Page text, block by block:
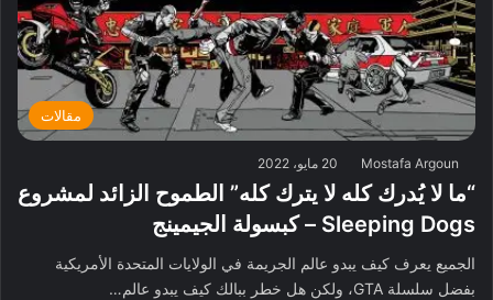
مقالات
Mostafa Argoun 20 مايو، 2022
“ما لا يُدرك كله لا يترك كله” الطموح الزائد لمشروع
Sleeping Dogs – كبسولة الجيمينج
الجميع يعرف كيف يبدو عالم الجريمة في الولايات المتحدة الأمريكية
بفضل سلسلة GTA، ولكن هل خطر ببالك كيف يبدو عالم…